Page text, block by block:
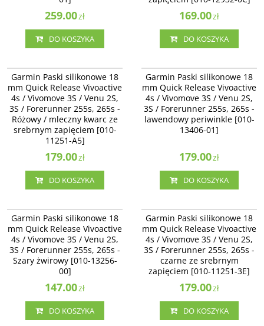
259.00zł
DO KOSZYKA
169.00zł
DO KOSZYKA
Garmin Paski silikonowe 18
mm Quick Release Vivoactive
4s / Vivomove 3S / Venu 2S,
3S / Forerunner 255s, 265s -
Różowy / mleczny kwarc ze
srebrnym zapięciem [010-
11251-A5]
179.00zł
DO KOSZYKA
Garmin Paski silikonowe 18
mm Quick Release Vivoactive
4s / Vivomove 3S / Venu 2S,
3S / Forerunner 255s, 265s -
lawendowy periwinkle [010-
13406-01]
179.00zł
DO KOSZYKA
Garmin Paski silikonowe 18
mm Quick Release Vivoactive
4s / Vivomove 3S / Venu 2S,
3S / Forerunner 255s, 265s -
Szary żwirowy [010-13256-
00]
147.00zł
DO KOSZYKA
Garmin Paski silikonowe 18
mm Quick Release Vivoactive
4s / Vivomove 3S / Venu 2S,
3S / Forerunner 255s, 265s -
czarne ze srebrnym
zapięciem [010-11251-3E]
179.00zł
DO KOSZYKA